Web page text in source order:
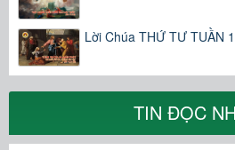
Lời Chúa THỨ TƯ TUẦN
TIN ĐỌC